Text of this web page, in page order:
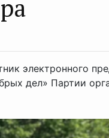
электронного
дел» Партии